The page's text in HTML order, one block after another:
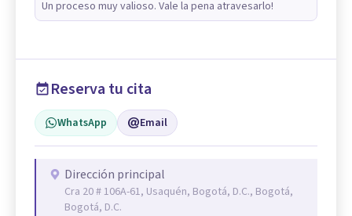
Un proceso muy valioso. Vale la pena atravesarlo!
Reserva tu cita
WhatsApp Email
Dirección principal
Cra 20 # 106A-61, Usaquén, Bogotá, D.C., Bogotá,
Bogotá, D.C.